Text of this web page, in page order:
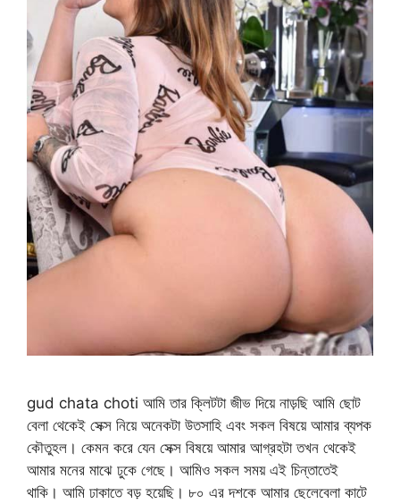
gud chata choti আমি তার ক্লিটটা জীভ দিয়ে নাড়ছি আমি ছোট
বেলা থেকেই সেক্স নিয়ে অনেকটা উতসাহি এবং সকল বিষয়ে আমার ব্যপক
কৌতুহল। কেমন করে যেন সেক্স বিষয়ে আমার আগ্রহটা তখন থেকেই
আমার মনের মাঝে ঢুকে গেছে। আমিও সকল সময় এই চিন্তাতেই
থাকি। আমি ঢাকাতে বড় হয়েছি। ৮০ এর দশকে আমার ছেলেবেলা কাটে